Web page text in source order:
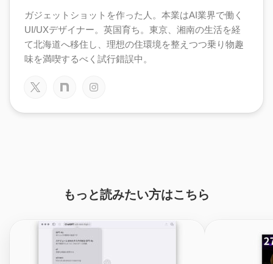
ガジェットショットを作った人。本業はAI業界で働く
UI/UXデザイナー。英国育ち。東京、湘南の生活を経
て北海道へ移住し、理想の住環境を整えつつ乗り物趣
味を満喫するべく試行錯誤中。
もっと読みたい方はこちら